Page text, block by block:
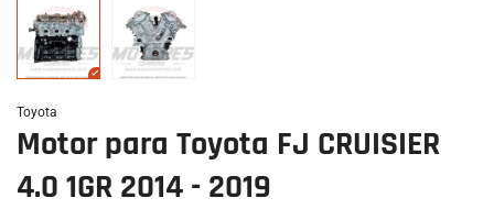
Toyota
Motor para Toyota FJ CRUISIER
4.0 1GR 2014 - 2019